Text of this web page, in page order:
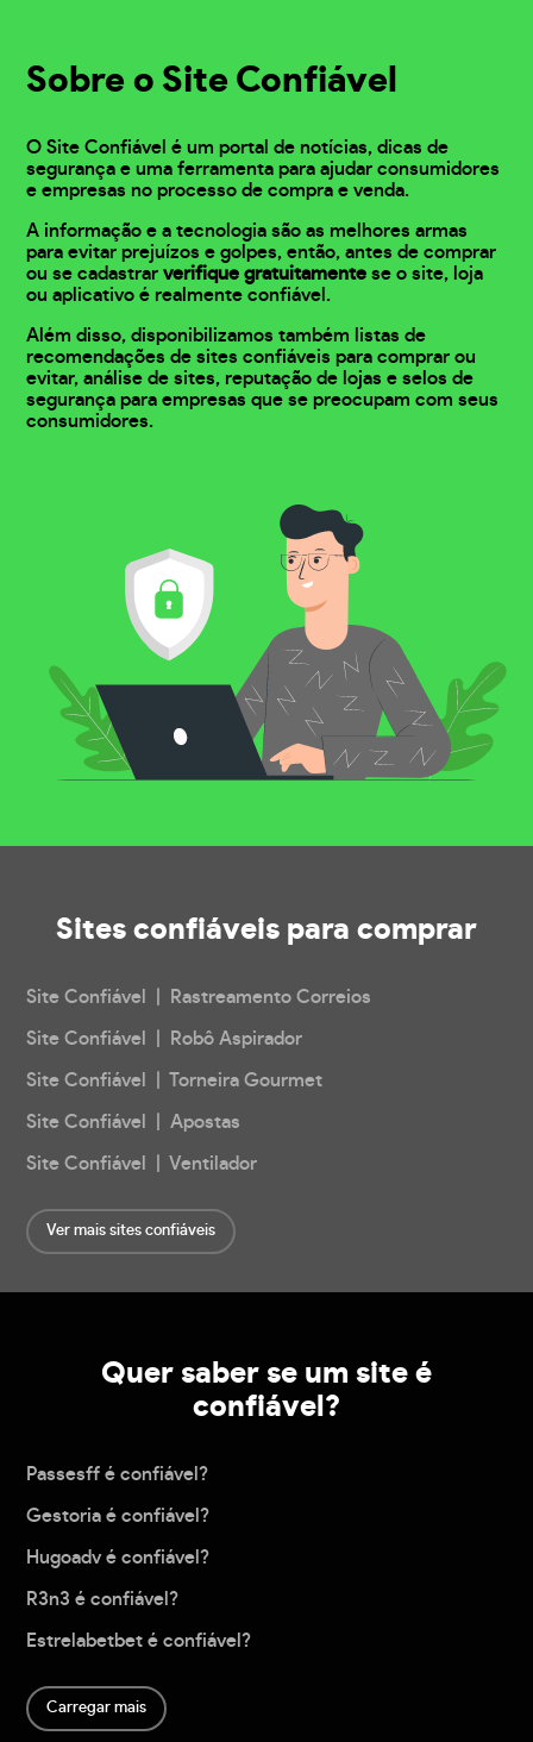
Sobre o Site Confiável
O Site Confiável é um portal de notícias, dicas de
segurança e uma ferramenta para ajudar consumidores
e empresas no processo de compra e venda.
A informação e a tecnologia são as melhores armas
para evitar prejuízos e golpes, então, antes de comprar
ou se cadastrarverifique gratuitamente se o site, loja
ou aplicativo é realmente confiável.
Além disso, disponibilizamos também listas de
recomendações de sites confiáveis para comprar ou
evitar, análise de sites, reputação de lojas e selos de
segurança para empresas que se preocupam com seus
consumidores.
Sites confiáveis para comprar
Site Confiável | Rastreamento Correios
Site Confiável | Robô Aspirador
Site Confiável | Torneira Gourmet
Site Confiável | Apostas
Site Confiável | Ventilador
Ver mais sites confiáveis
Quer saber se um site é
confiável?
Passesff é confiável?
Gestoria é confiável?
Hugoadv é confiável?
R3n3 é confiável?
Estrelabetbet é confiável?
Carregar mais